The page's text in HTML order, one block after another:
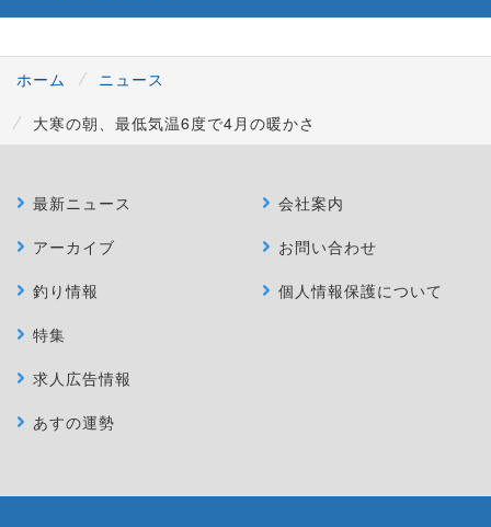
ホーム
ニュース
大寒の朝、最低気温6度で4月の暖かさ
最新ニュース
アーカイブ
釣り情報
特集
求人広告情報
あすの運勢
会社案内
お問い合わせ
個人情報保護について